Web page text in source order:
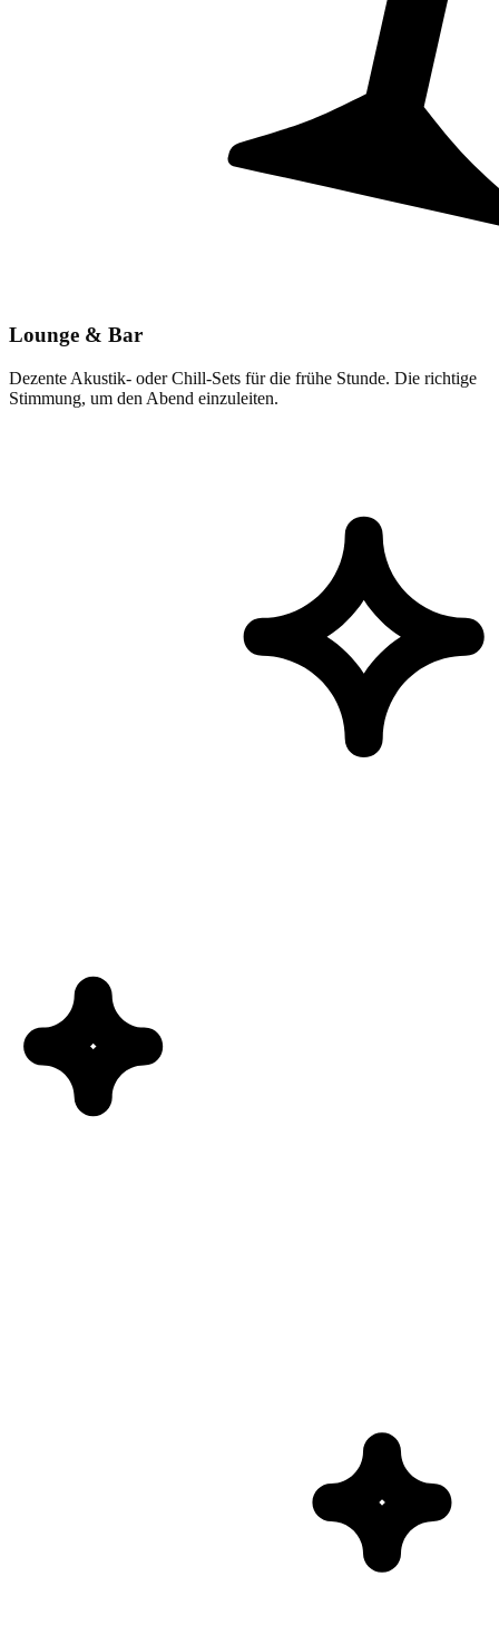
Lounge & Bar
Dezente Akustik- oder Chill-Sets für die frühe Stunde. Die richtige
Stimmung, um den Abend einzuleiten.